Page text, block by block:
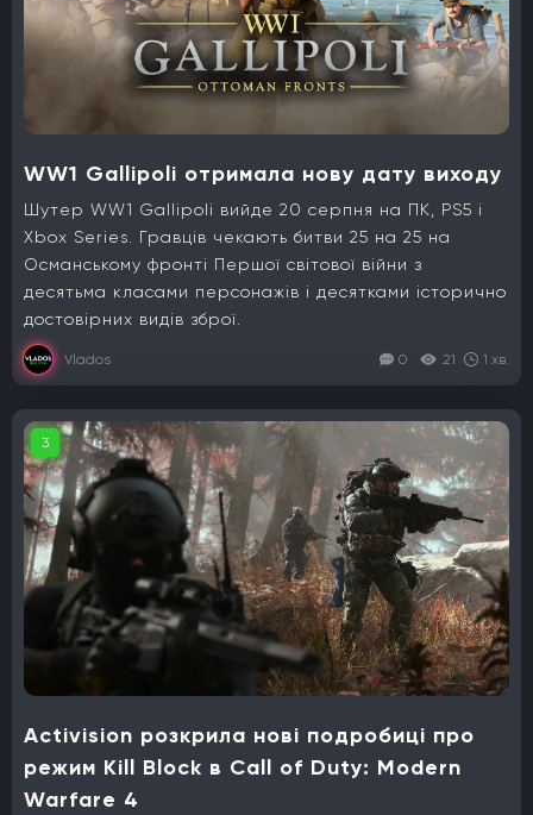
WW1 Gallipoli отримала нову дату виходу
Шутер WW1 Gallipoli вийде 20 серпня на ПК, PS5 і
Xbox Series. Гравців чекають битви 25 на 25 на
Османському фронті Першої світової війни з
десятьма класами персонажів і десятками історично
достовірних видів зброї.
Vlados 0 21 1 хв.
3
Activision розкрила нові подробиці про
режим Kill Block в Call of Duty: Modern
Warfare 4